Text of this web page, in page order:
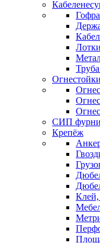
СИП
Крепёж
Клей,